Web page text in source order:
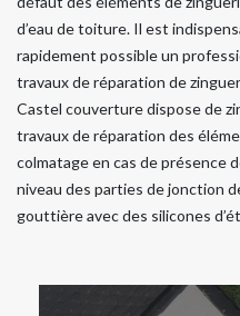
d’eau de toiture. Il est
rapidement possible un
travaux de réparation de
Castel couverture dispose de
travaux de réparation des
colmatage en cas de présence
niveau des parties de jonction
gouttière avec des silicones